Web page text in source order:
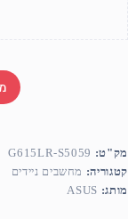
מק"ט: G615LR-S5059
קטגוריה: מחשבים ניידים
מותג: ASUS